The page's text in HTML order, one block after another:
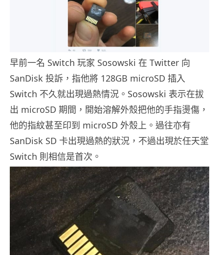
早前一名 Switch 玩家 Sosowski 在 Twitter 向
SanDisk 投訴，指他將 128GB microSD 插入
Switch 不久就出現過熱情況。Sosowski 表示在拔
出 microSD 期間，開始溶解外殼把他的手指燙傷，
他的指紋甚至印到 microSD 外殼上。過往亦有
SanDisk SD 卡出現過熱的狀況，不過出現於任天堂
Switch 則相信是首次。